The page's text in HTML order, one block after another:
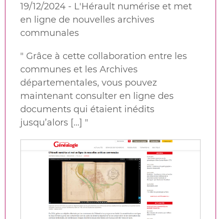
19/12/2024 - L'Hérault numérise et met
en ligne de nouvelles archives
communales
" Grâce à cette collaboration entre les
communes et les Archives
départementales, vous pouvez
maintenant consulter en ligne des
documents qui étaient inédits
jusqu’alors [...] "